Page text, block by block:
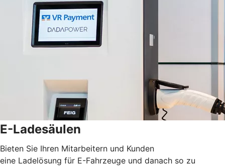
E-Ladesäulen
Bieten Sie Ihren Mitarbeitern und Kunden
eine Ladelösung für E-Fahrzeuge und danach so zu